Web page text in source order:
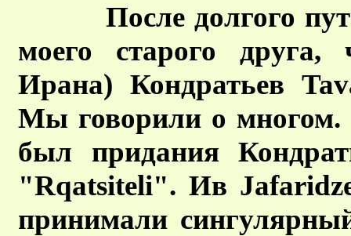
После долгого
моего старого
Ирана) Кондратьев
Мы говорили о
был придания
"Rqatsiteli". Ив
принимали